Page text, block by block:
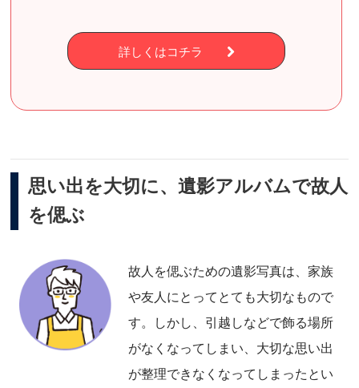
詳しくはコチラ
思い出を大切に、遺影アルバムで故人
を偲ぶ
故人を偲ぶための遺影写真は、家族
や友人にとってとても大切なもので
す。しかし、引越しなどで飾る場所
がなくなってしまい、大切な思い出
が整理できなくなってしまったとい